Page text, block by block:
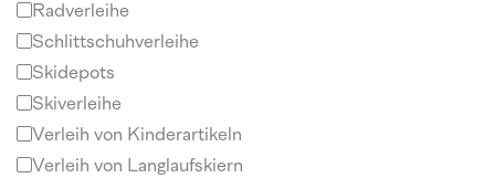
Radverleihe
Schlittschuhverleihe
Skidepots
Skiverleihe
Verleih von Kinderartikeln
Verleih von Langlaufskiern